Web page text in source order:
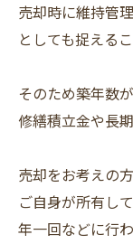
売却時に維持管
としても捉える
そのため築年数
修繕積立金や長
売却をお考えの方
ご自身が所有し
年一回などに行